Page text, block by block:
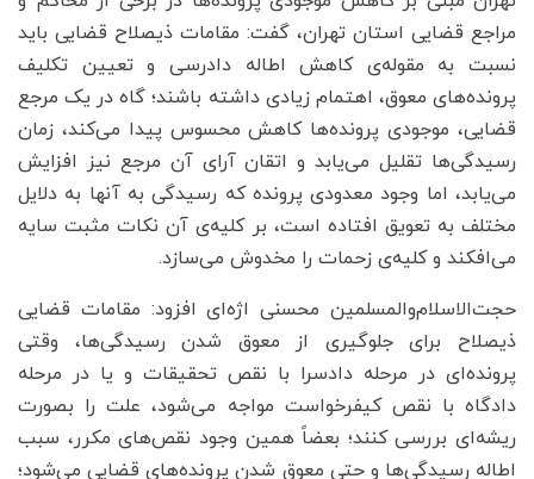
مراجع قضایی استان تهران، گفت: مقامات ذیصلاح قضایی باید
نسبت به مقوله‌ی کاهش اطاله دادرسی و تعیین تکلیف
پرونده‌های معوق، اهتمام زیادی داشته باشند؛ گاه در یک مرجع
قضایی، موجودی پرونده‌ها کاهش محسوس پیدا می‌کند، زمان
رسیدگی‌ها تقلیل می‌یابد و اتقان آرای آن مرجع نیز افزایش
می‌یابد، اما وجود معدودی پرونده که رسیدگی به آنها به دلایل
مختلف به تعویق افتاده است، بر کلیه‌ی آن نکات مثبت سایه
می‌افکند و کلیه‌ی زحمات را مخدوش می‌سازد.
حجت‌الاسلام‌والمسلمین محسنی اژه‌ای افزود: مقامات قضایی
ذیصلاح برای جلوگیری از معوق شدن رسیدگی‌ها، وقتی
پرونده‌ای در مرحله دادسرا با نقص تحقیقات و یا در مرحله
دادگاه با نقص کیفرخواست مواجه می‌شود، علت را بصورت
ریشه‌ای بررسی کنند؛ بعضاً همین وجود نقص‌های مکرر، سبب
اطاله رسیدگی‌ها و حتی معوق شدن پرونده‌های قضایی می‌شود؛